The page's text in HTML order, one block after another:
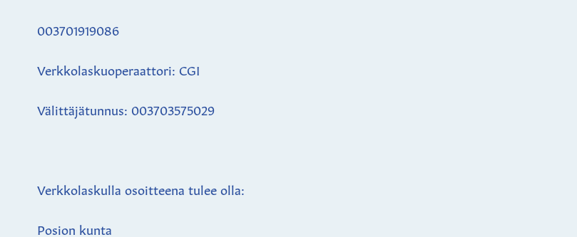
003701919086
Verkkolaskuoperaattori: CGI
Välittäjätunnus: 003703575029
Verkkolaskulla osoitteena tulee olla:
Posion kunta